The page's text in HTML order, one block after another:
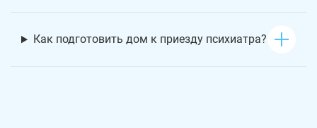
Как подготовить дом к приезду психиатра?